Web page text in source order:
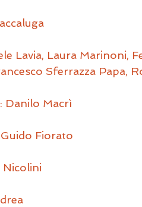
Lavia, Laura Marinoni,
Sferrazza Papa,
Danilo Macrì
Fiorato
Nicolini